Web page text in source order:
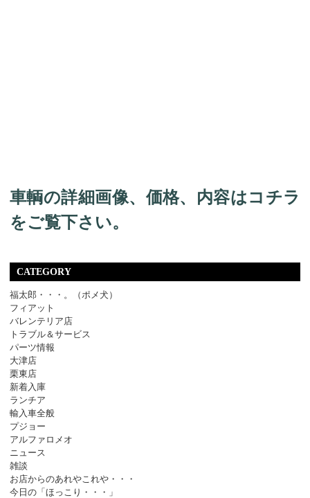
車輌の詳細画像、価格、内容はコチラ
をご覧下さい。
CATEGORY
福太郎・・・。（ポメ犬）
フィアット
バレンテリア店
トラブル＆サービス
パーツ情報
大津店
栗東店
新着入庫
ランチア
輸入車全般
プジョー
アルファロメオ
ニュース
雑談
お店からのあれやこれや・・・
今日の「ほっこり・・・」